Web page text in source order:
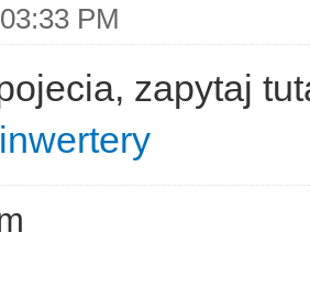
PM
zapytaj